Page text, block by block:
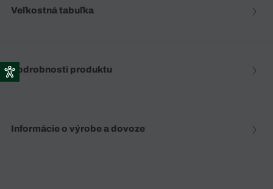
Veľkostná tabuľka
Podrobnosti produktu
Informácie o výrobe a dovoze